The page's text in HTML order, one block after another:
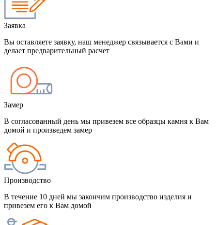
Заявка
Вы оставляете заявку, наш менеджер связывается с Вами и
делает предварительный расчет
Замер
В согласованный день мы привезем все образцы камня к Вам
домой и произведем замер
Производство
В течение 10 дней мы закончим производство изделия и
привезем его к Вам домой